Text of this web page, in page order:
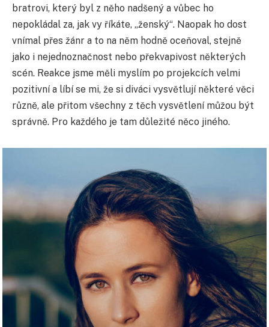
bratrovi, který byl z něho nadšený a vůbec ho
nepokládal za, jak vy říkáte, „ženský“. Naopak ho dost
vnímal přes žánr a to na něm hodně oceňoval, stejně
jako i nejednoznačnost nebo překvapivost některých
scén. Reakce jsme měli myslím po projekcích velmi
pozitivní a líbí se mi, že si diváci vysvětlují některé věci
různě, ale přitom všechny z těch vysvětlení můžou být
správně. Pro každého je tam důležité něco jiného.